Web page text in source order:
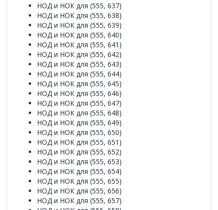
НОД и НОК для (555, 637)
НОД и НОК для (555, 638)
НОД и НОК для (555, 639)
НОД и НОК для (555, 640)
НОД и НОК для (555, 641)
НОД и НОК для (555, 642)
НОД и НОК для (555, 643)
НОД и НОК для (555, 644)
НОД и НОК для (555, 645)
НОД и НОК для (555, 646)
НОД и НОК для (555, 647)
НОД и НОК для (555, 648)
НОД и НОК для (555, 649)
НОД и НОК для (555, 650)
НОД и НОК для (555, 651)
НОД и НОК для (555, 652)
НОД и НОК для (555, 653)
НОД и НОК для (555, 654)
НОД и НОК для (555, 655)
НОД и НОК для (555, 656)
НОД и НОК для (555, 657)